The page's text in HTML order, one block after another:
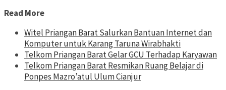
Read More
Witel Priangan Barat Salurkan Bantuan Internet dan
Komputer untuk Karang Taruna Wirabhakti
Telkom Priangan Barat Gelar GCU Terhadap Karyawan
Telkom Priangan Barat Resmikan Ruang Belajar di
Ponpes Mazro’atul Ulum Cianjur